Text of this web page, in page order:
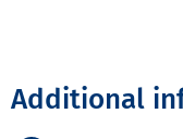
Additional